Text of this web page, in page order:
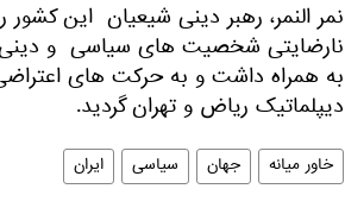
نمر النمر، رهبر دینی شیعیان این کشور
نارضایتی شخصیت های سیاسی و دینی
به همراه داشت و به حرکت های
دیپلماتیک ریاض و تهران گردید.
خاور میانه جهان سیاسی ایران